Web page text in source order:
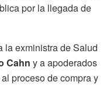
por la llegada de
la exministra de Salud
Cahn y a apoderados
proceso de compra y